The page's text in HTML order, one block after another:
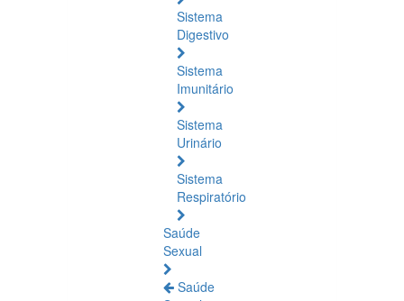
Sistema
Digestivo
Sistema
Imunitário
Sistema
Urinário
Sistema
Respiratório
Saúde
Sexual
Saúde